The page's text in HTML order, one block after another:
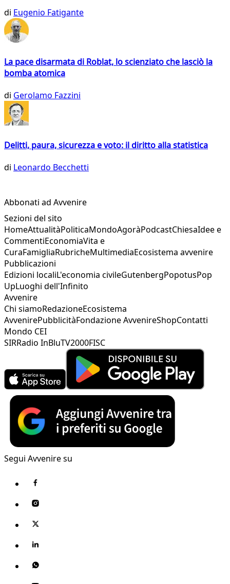
di Eugenio Fatigante
La pace disarmata di Roblat, lo scienziato che lasciò la
bomba atomica
di Gerolamo Fazzini
Delitti, paura, sicurezza e voto: il diritto alla statistica
di Leonardo Becchetti
Abbonati ad Avvenire
Sezioni del sito
HomeAttualitàPoliticaMondoAgoràPodcastChiesaIdee e
CommentiEconomiaVita e
CuraFamigliaRubricheMultimediaEcosistema avvenire
Pubblicazioni
Edizioni localiL'economia civileGutenbergPopotusPop
UpLuoghi dell'Infinito
Avvenire
Chi siamoRedazioneEcosistema
AvvenirePubblicitàFondazione AvvenireShopContatti
Mondo CEI
SIRRadio InBluTV2000FISC
Segui Avvenire su